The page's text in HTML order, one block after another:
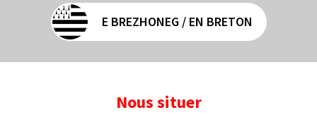
E BREZHONEG / EN BRETON
Nous situer